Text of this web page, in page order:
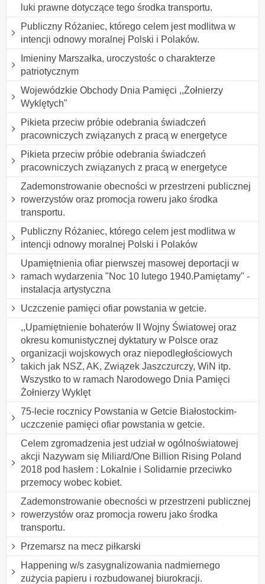
luki prawne dotyczące tego środka transportu.
Publiczny Różaniec, którego celem jest modlitwa w
intencji odnowy moralnej Polski i Polaków.
Imieniny Marszałka, uroczystośc o charakterze
patriotycznym
Wojewódzkie Obchody Dnia Pamięci ,,Żołnierzy
Wyklętych"
Pikieta przeciw próbie odebrania świadczeń
pracowniczych związanych z pracą w energetyce
Pikieta przeciw próbie odebrania świadczeń
pracowniczych związanych z pracą w energetyce
Zademonstrowanie obecności w przestrzeni publicznej
rowerzystów oraz promocja roweru jako środka
transportu.
Publiczny Różaniec, którego celem jest modlitwa w
intencji odnowy moralnej Polski i Polaków
Upamiętnienia ofiar pierwszej masowej deportacji w
ramach wydarzenia "Noc 10 lutego 1940.Pamiętamy" -
instalacja artystyczna
Uczczenie pamięci ofiar powstania w getcie.
,,Upamiętnienie bohaterów II Wojny Światowej oraz
okresu komunistycznej dyktatury w Polsce oraz
organizacji wojskowych oraz niepodległościowych
takich jak NSZ, AK, Związek Jaszczurczy, WiN itp.
Wszystko to w ramach Narodowego Dnia Pamięci
Żołnierzy Wyklęt
75-lecie rocznicy Powstania w Getcie Białostockim-
uczczenie pamięci ofiar powstania w getcie.
Celem zgromadzenia jest udział w ogólnoświatowej
akcji Nazywam się Miliard/One Billion Rising Poland
2018 pod hasłem : Lokalnie i Solidarnie przeciwko
przemocy wobec kobiet.
Zademonstrowanie obecności w przestrzeni publicznej
rowerzystów oraz promocja roweru jako środka
transportu.
Przemarsz na mecz piłkarski
Happening w/s zasygnalizowania nadmiernego
zużycia papieru i rozbudowanej biurokracji.